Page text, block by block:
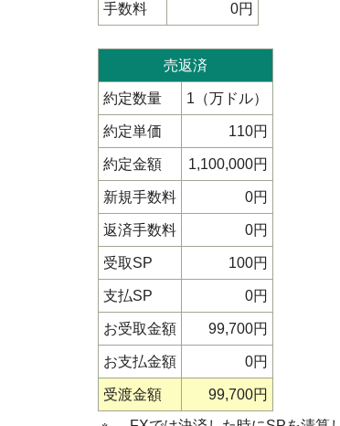
手数料 0円
売返済
約定数量 1（万ドル）
約定単価 110円
約定金額 1,100,000円
新規手数料 0円
返済手数料 0円
受取SP 100円
支払SP 0円
お受取金額 99,700円
お支払金額 0円
受渡金額
99,700円